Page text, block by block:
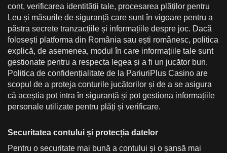
cont, verificarea identității tale, procesarea plăților pentru
Leu și măsurile de siguranță care sunt în vigoare pentru a
păstra secrete tranzacțiile și informațiile despre joc. Dacă
folosești platforma din România sau ești românesc, politica
explică, de asemenea, modul în care informațiile tale sunt
gestionate pentru a respecta legea și a fi un jucător bun.
Politica de confidențialitate de la PariuriPlus Casino are
scopul de a proteja conturile jucătorilor și de a se asigura
că aceștia pot intra în siguranță și pot gestiona informațiile
personale utilizate pentru plăți și verificare.
Securitatea contului și protecția datelor
Pentru o securitate mai bună a contului și o șansă mai